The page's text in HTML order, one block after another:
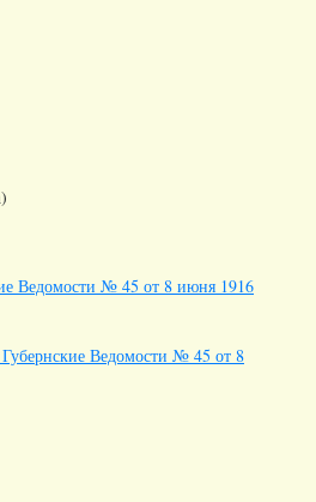
Ведомости № 45 от 8 июня 1916
Ведомости № 45 от 8